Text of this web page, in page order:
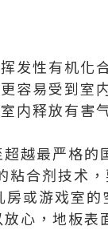
发性有机化
容易受到室
内释放有害
越最严格
合剂技术，
或游戏室
心，地板